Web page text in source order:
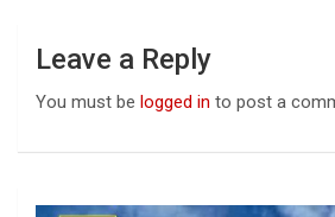
Leave a Reply
You must be logged in to post a